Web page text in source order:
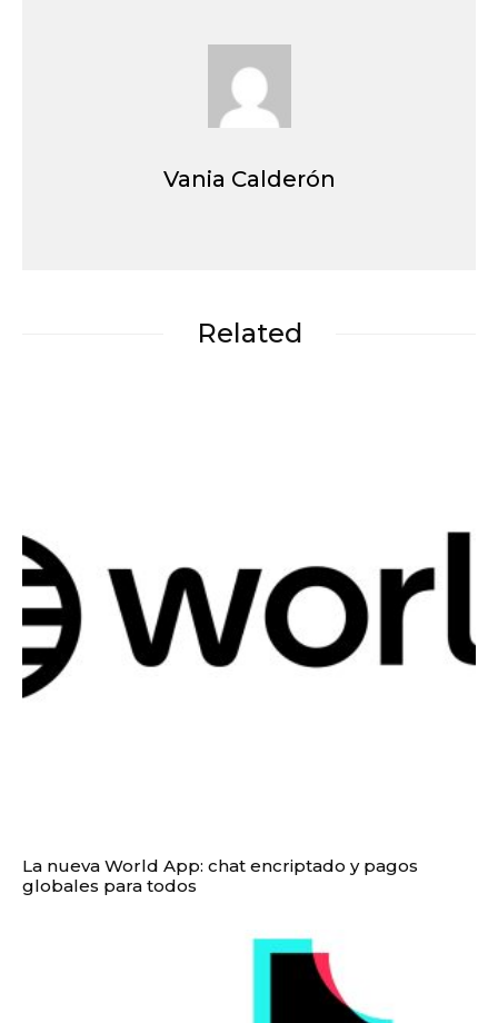
Vania Calderón
Related
La nueva World App: chat encriptado y pagos
globales para todos